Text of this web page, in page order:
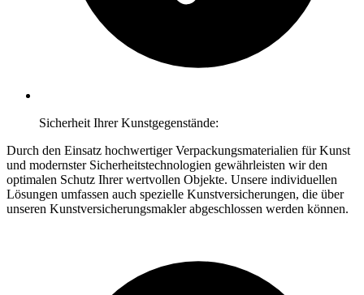
Sicherheit Ihrer Kunstgegenstände:
Durch den Einsatz hochwertiger Verpackungsmaterialien für Kunst
und modernster Sicherheitstechnologien gewährleisten wir den
optimalen Schutz Ihrer wertvollen Objekte. Unsere individuellen
Lösungen umfassen auch spezielle Kunstversicherungen, die über
unseren Kunstversicherungsmakler abgeschlossen werden können.